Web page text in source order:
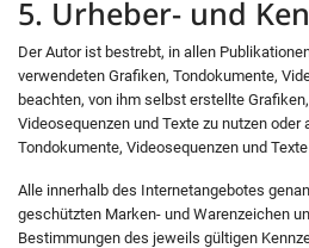
5. Urheber- und
Der Autor ist bestrebt, in allen
verwendeten Grafiken, Tondokumente,
beachten, von ihm selbst erstellte
Videosequenzen und Texte zu nutzen oder
Tondokumente, Videosequenzen und
Alle innerhalb des Internetangebotes
geschützten Marken- und Warenzeichen
Bestimmungen des jeweils gültigen